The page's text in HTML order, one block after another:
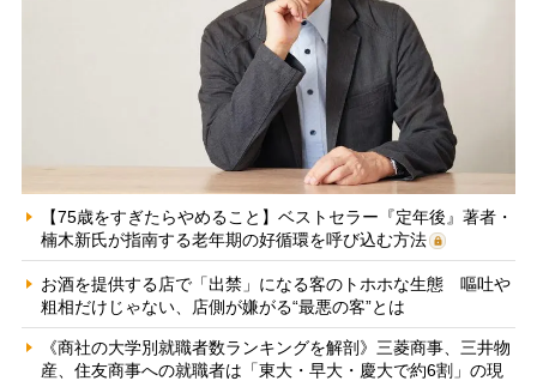
【75歳をすぎたらやめること】ベストセラー『定年後』著者・
楠木新氏が指南する老年期の好循環を呼び込む方法
お酒を提供する店で「出禁」になる客のトホホな生態 嘔吐や
粗相だけじゃない、店側が嫌がる“最悪の客”とは
《商社の大学別就職者数ランキングを解剖》三菱商事、三井物
産、住友商事への就職者は「東大・早大・慶大で約6割」の現